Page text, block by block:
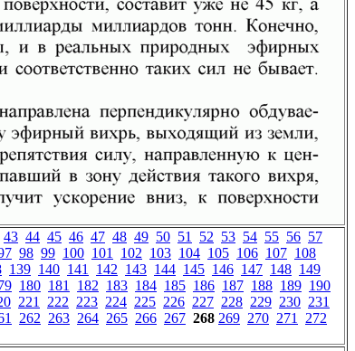
43 44 45 46 47 48 49 50 51 52 53 54 55 56 57
98 99 100 101 102 103 104 105 106 107 108
139 140 141 142 143 144 145 146 147 148 149
180 181 182 183 184 185 186 187 188 189 190
221 222 223 224 225 226 227 228 229 230 231
262 263 264 265 266 267 268 269 270 271 272